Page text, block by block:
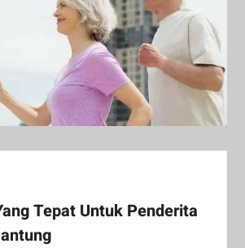
Tepat Untuk Penderita